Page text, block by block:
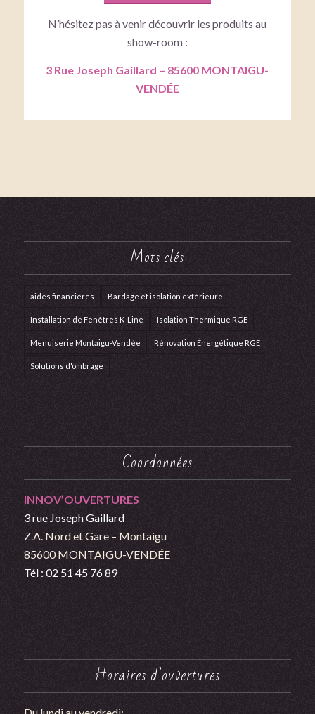
N’hésitez pas à venir découvrir les produits au
show-room :
3 Rue Joseph Gaillard – 85600 MONTAIGU-
VENDÉE
Mots clés
aides financières Bardage et isolation extérieure
Installation de Fenêtres K-Line Isolation Thermique RGE
Menuiserie Montaigu-Vendée Rénovation Énergétique RGE
Solutions d'ombrage
Coordonnées
INNOV’OUVERTURES
3 rue Joseph Gaillard
Z.A. Nord et Gare – Montaigu
85600 MONTAIGU-VENDÉE
Tél : 02 51 45 76 89
Horaires d’ouvertures